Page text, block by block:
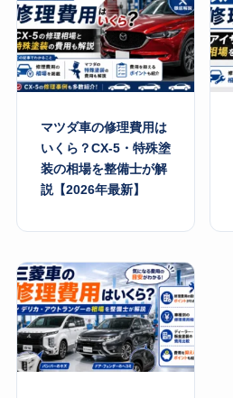
マツダ車の修理費用は
いくら？CX-5・特殊塗
装の相場を整備士が解
説【2026年最新】